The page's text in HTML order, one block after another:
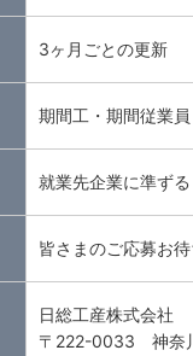
3ヶ月ごとの更新
期間工・期間従業員
就業先企業に準ずる
皆さまのご応募お待
日総工産株式会社
〒222-0033 神奈